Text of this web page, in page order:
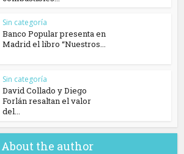
Sin categoría
Banco Popular presenta en
Madrid el libro “Nuestros...
Sin categoría
David Collado y Diego
Forlán resaltan el valor
del...
About the author